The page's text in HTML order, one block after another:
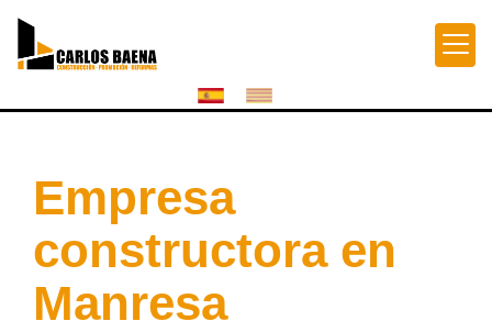
Empresa
constructora en
Manresa